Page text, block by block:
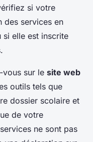
si votre
des services en
si elle est inscrite
vous sur le site web
outils tels que
dossier scolaire et
de votre
ne sont pas